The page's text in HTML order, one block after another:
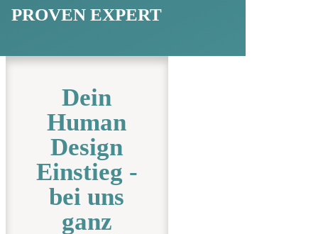
PROVEN EXPERT
Dein
Human
Design
Einstieg -
bei uns
ganz